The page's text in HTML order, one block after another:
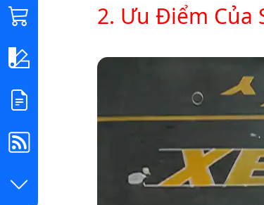
2. Ưu Điểm Của